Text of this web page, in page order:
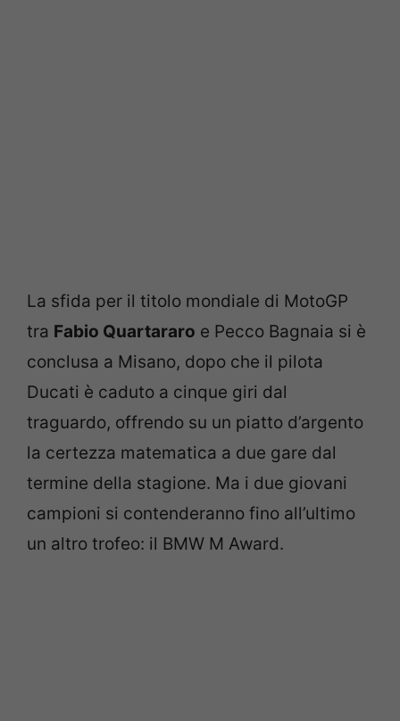
La sfida per il titolo mondiale di MotoGP
tra Fabio Quartararo e Pecco Bagnaia si è
conclusa a Misano, dopo che il pilota
Ducati è caduto a cinque giri dal
traguardo, offrendo su un piatto d’argento
la certezza matematica a due gare dal
termine della stagione. Ma i due giovani
campioni si contenderanno fino all’ultimo
un altro trofeo: il BMW M Award.